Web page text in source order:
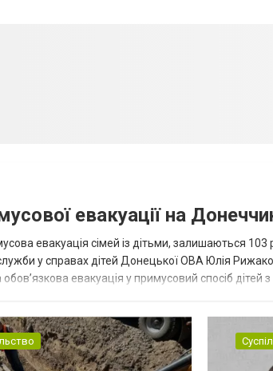
евакуації на
евакуація сімей із дітьми, залишаються
у справах дітей Донецької ОВА Юлія
евакуація у примусовий спосіб